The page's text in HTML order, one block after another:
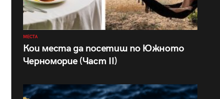
МЕСТА
Кои места да посетиш по Южното
Черноморие (Част II)